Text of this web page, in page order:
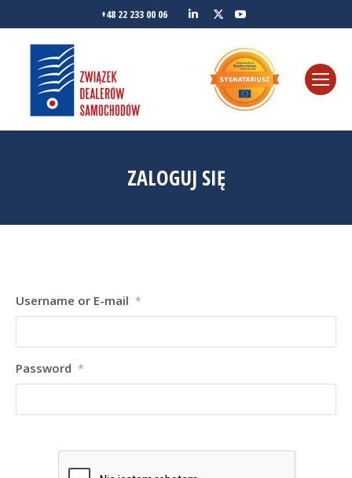
+48 22 233 00 06
Linkedin
Twitter
ZALOGUJ SIĘ
Username or E-mail *
Password *